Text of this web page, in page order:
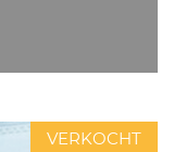
VERKOCHT